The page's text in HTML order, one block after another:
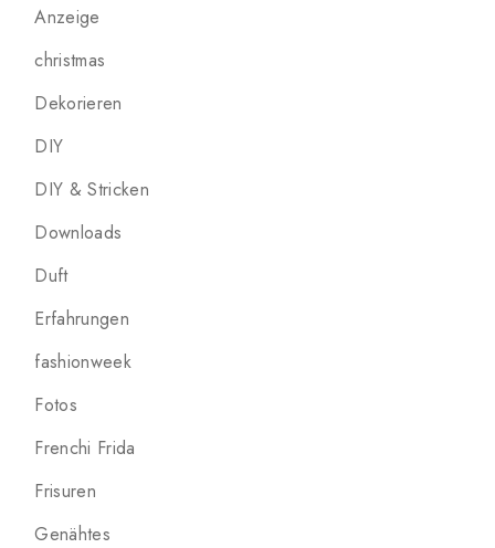
Anzeige
christmas
Dekorieren
DIY
DIY & Stricken
Downloads
Duft
Erfahrungen
fashionweek
Fotos
Frenchi Frida
Frisuren
Genähtes